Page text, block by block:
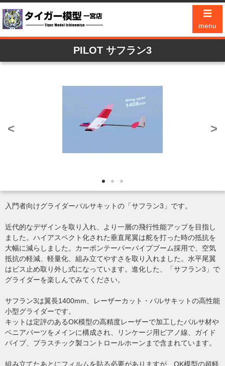
☰
menu
PILOT サフラン3
< >
入門者向けグライダーバルサキットの「サフラン3」です。
近代的なデザインを取り入れ、より一層の飛行性能アップを目指し
ました。ハイアスペクト化された垂直尾翼は舵を打った時の抵抗を
大幅に減らしました。カーボンテーパーパイプブーム採用で、空気
抵抗の軽減、軽量化、組み立てやすさを取り入れました。水平尾翼
はビス止め取り外し式になっています。進化した、「サフラン3」で
グライダーを楽しんでみてください。
サフラン3は翼長1400mm、レーザーカット・バルサキットの高性能
小型グライダーです。
キットは定評のあるOK模型の高精度レーザーで加工したバルサ材や
ベニアパーツをメインに構成され、リンケージ用ピアノ線、ガイド
パイプ、プラスチック製コントロールホーンまで含まれています。
組み立てたあとにフィルムを貼る必要がありますが、OK模型の超軽